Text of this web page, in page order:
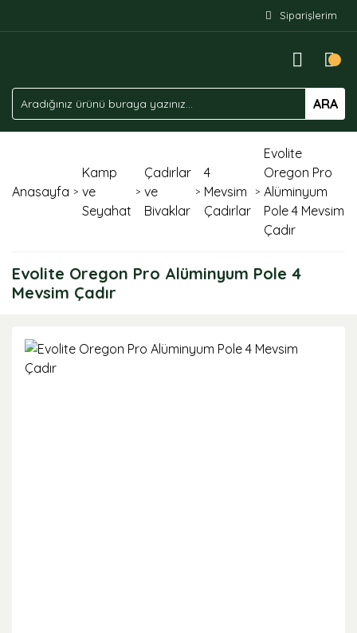
Siparişlerim
ARA
Anasayfa
Kamp
ve
Seyahat
Çadırlar
ve
Bivaklar
4
Mevsim
Çadırlar
Evolite
Oregon Pro
Alüminyum
Pole 4 Mevsim
Çadır
Evolite Oregon Pro Alüminyum Pole 4
Mevsim Çadır